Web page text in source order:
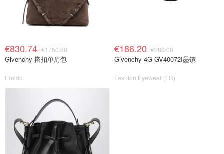
€830.74 €1750.00
Givenchy 搭扣单肩包
Eraldo
€186.20 €280.00
Givenchy 4G GV40072I墨镜
Fashion Eyewear (FR)